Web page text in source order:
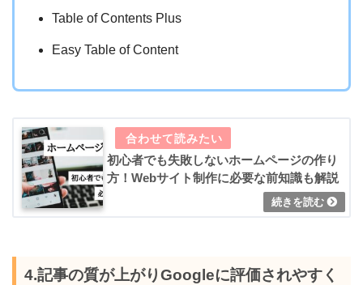
Table of Contents Plus
Easy Table of Content
初心者でも失敗しないホームページの作り
方！Webサイト制作に必要な前知識も解説
4.記事の質が上がりGoogleに評価されやすく